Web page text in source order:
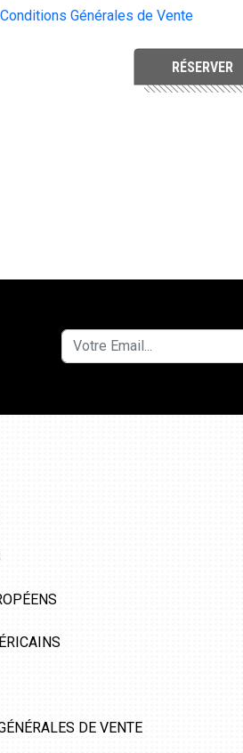
Conditions Générales de Vente
RÉSERVER
DE VENTE